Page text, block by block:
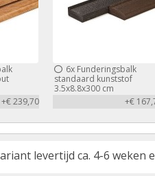
+€ 239,70
6xFunderingsbalk
standaard kunststof
3.5x8.8x300 cm
+€
levertijd ca. 4-6 weken